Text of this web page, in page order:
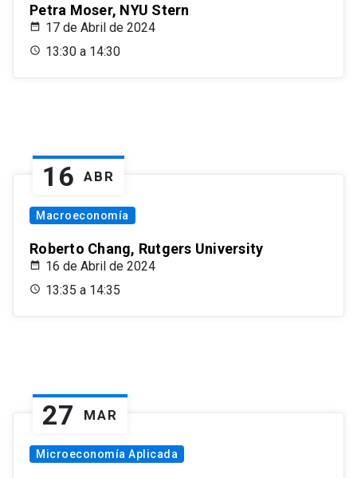
Petra Moser, NYU Stern
17 de Abril de 2024
13:30 a 14:30
16 ABR
Macroeconomía
Roberto Chang, Rutgers University
16 de Abril de 2024
13:35 a 14:35
27 MAR
Microeconomía Aplicada